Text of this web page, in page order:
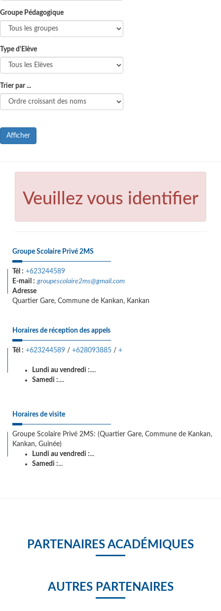
Groupe Pédagogique
Type d'Elève
Trier par ...
Afficher
Veuillez vous identifier
Groupe Scolaire Privé 2MS
Tél : +623244589
E-mail : groupescolaire2ms@gmail.com
Adresse
Quartier Gare, Commune de Kankan, Kankan
Horaires de réception des appels
Tél : +623244589 / +628093885 / +
Lundi au vendredi :....
Samedi :....
Horaires de visite
Groupe Scolaire Privé 2MS: (Quartier Gare, Commune de Kankan,
Kankan, Guinée)
Lundi au vendredi :...
Samedi :...
PARTENAIRES ACADÉMIQUES
AUTRES PARTENAIRES